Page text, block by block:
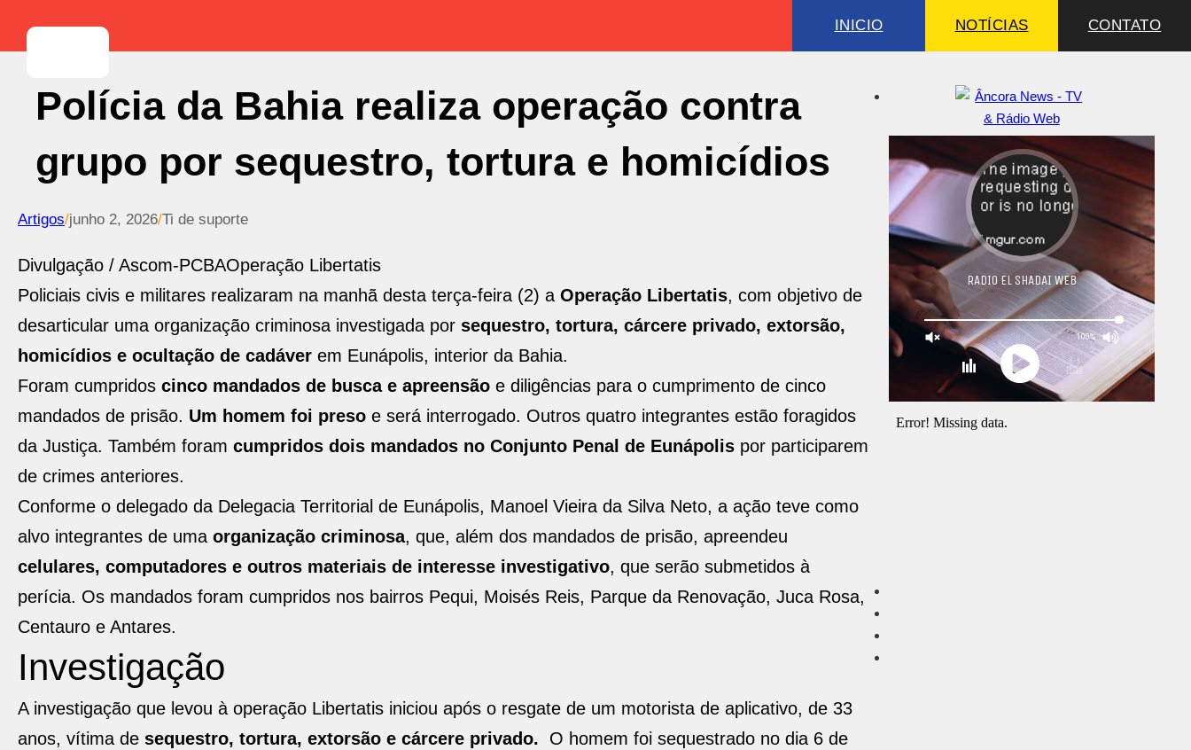
INICIO NOTÍCIAS CONTATO
Polícia da Bahia realiza operação contra
grupo por sequestro, tortura e homicídios
Artigos/junho 2, 2026/Ti de suporte
Divulgação / Ascom-PCBAOperação Libertatis
Policiais civis e militares realizaram na manhã desta terça-feira (2) a Operação Libertatis, com objetivo de
desarticular uma organização criminosa investigada por sequestro, tortura, cárcere privado, extorsão,
homicídios e ocultação de cadáver em Eunápolis, interior da Bahia.
Foram cumpridos cinco mandados de busca e apreensão e diligências para o cumprimento de cinco
mandados de prisão. Um homem foi preso e será interrogado. Outros quatro integrantes estão foragidos
da Justiça. Também foram cumpridos dois mandados no Conjunto Penal de Eunápolis por participarem
de crimes anteriores.
Conforme o delegado da Delegacia Territorial de Eunápolis, Manoel Vieira da Silva Neto, a ação teve como
alvo integrantes de uma organização criminosa, que, além dos mandados de prisão, apreendeu
celulares, computadores e outros materiais de interesse investigativo, que serão submetidos à
perícia. Os mandados foram cumpridos nos bairros Pequi, Moisés Reis, Parque da Renovação, Juca Rosa,
Centauro e Antares.
Investigação
A investigação que levou à operação Libertatis iniciou após o resgate de um motorista de aplicativo, de 33
anos, vítima de sequestro, tortura, extorsão e cárcere privado.
O homem foi sequestrado no dia 6 de